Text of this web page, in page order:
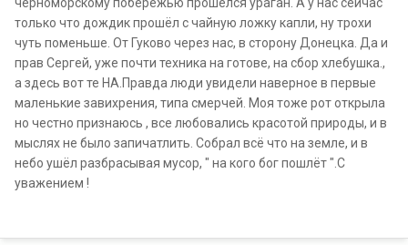
черноморскому побережью прошёлся ураган. А у нас сейчас
только что дождик прошёл с чайную ложку капли, ну трохи
чуть поменьше. От Гуково через нас, в сторону Донецка. Да и
прав Сергей, уже почти техника на готове, на сбор хлебушка.,
а здесь вот те НА.Правда люди увидели наверное в первые
маленькие завихрения, типа смерчей. Моя тоже рот открыла
но честно признаюсь , все любовались красотой природы, и в
мыслях не было запичатлить. Собрал всё что на земле, и в
небо ушёл разбрасывая мусор, " на кого бог пошлёт ".С
уважением !